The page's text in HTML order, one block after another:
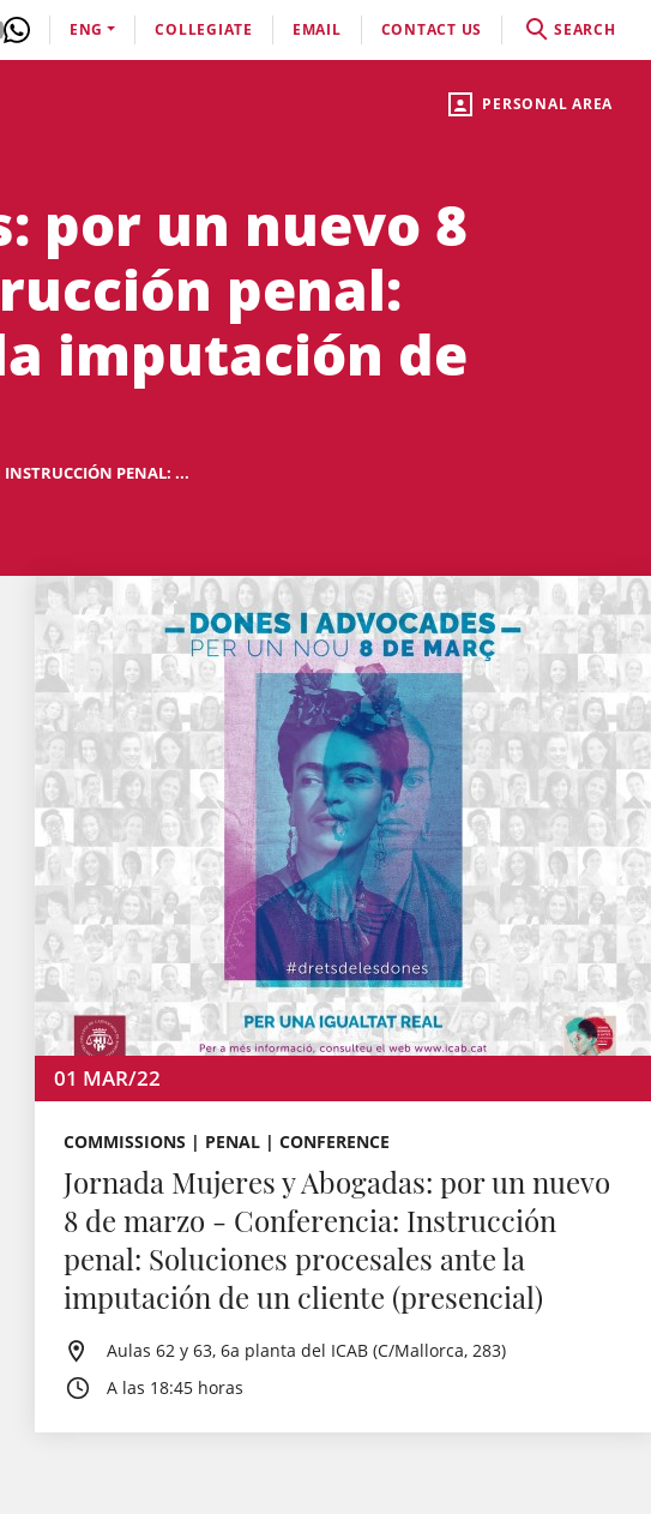
PERSONAL AREA
ENG COLLEGIATE EMAIL CONTACT US SEARCH
por un nuevo 8
penal:
imputación de
INSTRUCCIÓN PENAL: ...
01 MAR/22
COMMISSIONS | PENAL | CONFERENCE
Jornada Mujeres y Abogadas: por un nuevo
8 de marzo - Conferencia: Instrucción
penal: Soluciones procesales ante la
imputación de un cliente (presencial)
Aulas 62 y 63, 6a planta del ICAB (C/Mallorca, 283)
A las 18:45 horas